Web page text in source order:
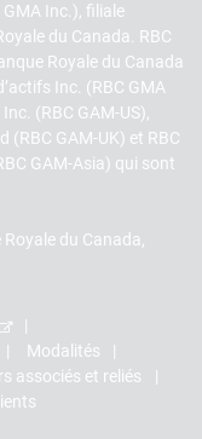
GMA Inc.), filiale
du Canada. RBC
Royale du Canada
Inc. (RBC GMA
(RBC GAM-US),
(RBC GAM-UK) et RBC
GAM-Asia) qui sont
du Canada,
Modalités
associés et reliés